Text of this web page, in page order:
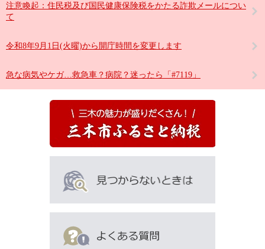
注意喚起：住民税及び国民健康保険税をかたる詐欺メールについ
て
令和8年9月1日(火曜)から開庁時間を変更します
急な病気やケガ…救急車？病院？迷ったら「#7119」